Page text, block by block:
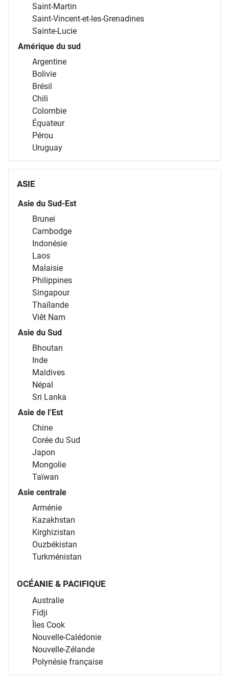
Saint-Martin
Saint-Vincent-et-les-Grenadines
Sainte-Lucie
Amérique du sud
Argentine
Bolivie
Brésil
Chili
Colombie
Équateur
Pérou
Uruguay
ASIE
Asie du Sud-Est
Brunei
Cambodge
Indonésie
Laos
Malaisie
Philippines
Singapour
Thaïlande
Viêt Nam
Asie du Sud
Bhoutan
Inde
Maldives
Népal
Sri Lanka
Asie de l’Est
Chine
Corée du Sud
Japon
Mongolie
Taïwan
Asie centrale
Arménie
Kazakhstan
Kirghizistan
Ouzbékistan
Turkménistan
OCÉANIE & PACIFIQUE
Australie
Fidji
Îles Cook
Nouvelle-Calédonie
Nouvelle-Zélande
Polynésie française